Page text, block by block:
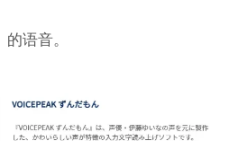
的语音。